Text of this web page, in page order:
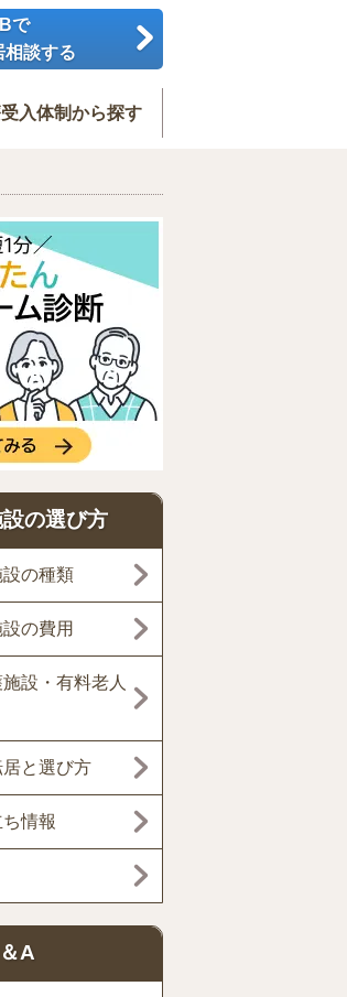
で
相談する
受入体制から探す
の選び方
の種類
の費用
設・有料老人
と選び方
情報
A